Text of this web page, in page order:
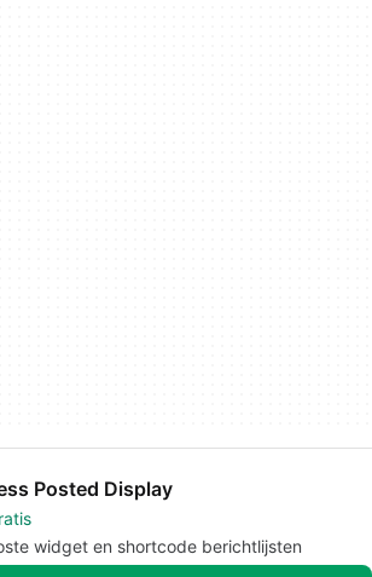
Posted Display
widget en shortcode berichtlijsten